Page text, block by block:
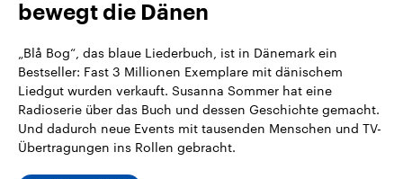
bewegt die Dänen
„Blå Bog“, das blaue Liederbuch, ist in Dänemark ein
Bestseller: Fast 3 Millionen Exemplare mit dänischem
Liedgut wurden verkauft. Susanna Sommer hat eine
Radioserie über das Buch und dessen Geschichte gemacht.
Und dadurch neue Events mit tausenden Menschen und TV-
Übertragungen ins Rollen gebracht.